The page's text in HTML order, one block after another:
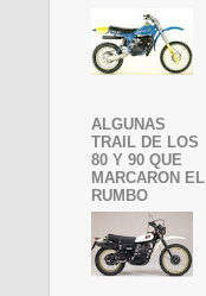
ALGUNAS
TRAIL DE LOS
80 Y 90 QUE
MARCARON EL
RUMBO